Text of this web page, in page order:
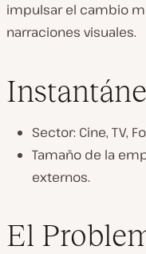
impulsar el cambio
narraciones visuales.
Sector: Cine, TV,
Tamaño de la
externos.
El